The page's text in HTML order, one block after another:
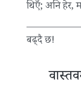
थिएँ; अनि हेर,
बढ्दै छ!